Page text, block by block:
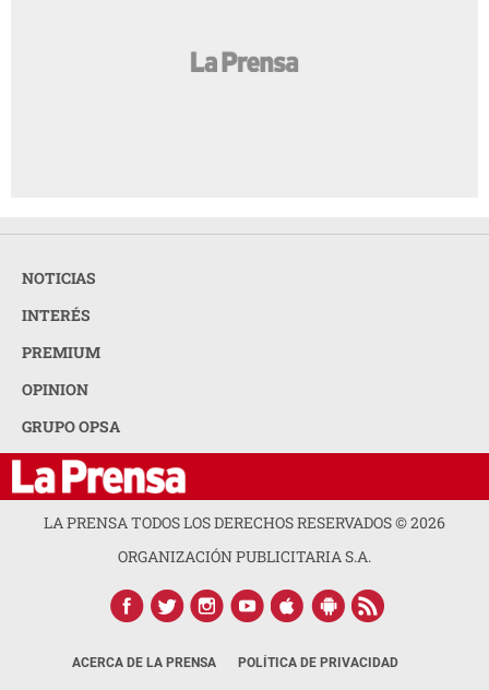
NOTICIAS
INTERÉS
PREMIUM
OPINION
GRUPO OPSA
LA PRENSA TODOS LOS DERECHOS RESERVADOS ©2026
ORGANIZACIÓN PUBLICITARIA S.A.
ACERCA DE LA PRENSA POLÍTICA DE PRIVACIDAD